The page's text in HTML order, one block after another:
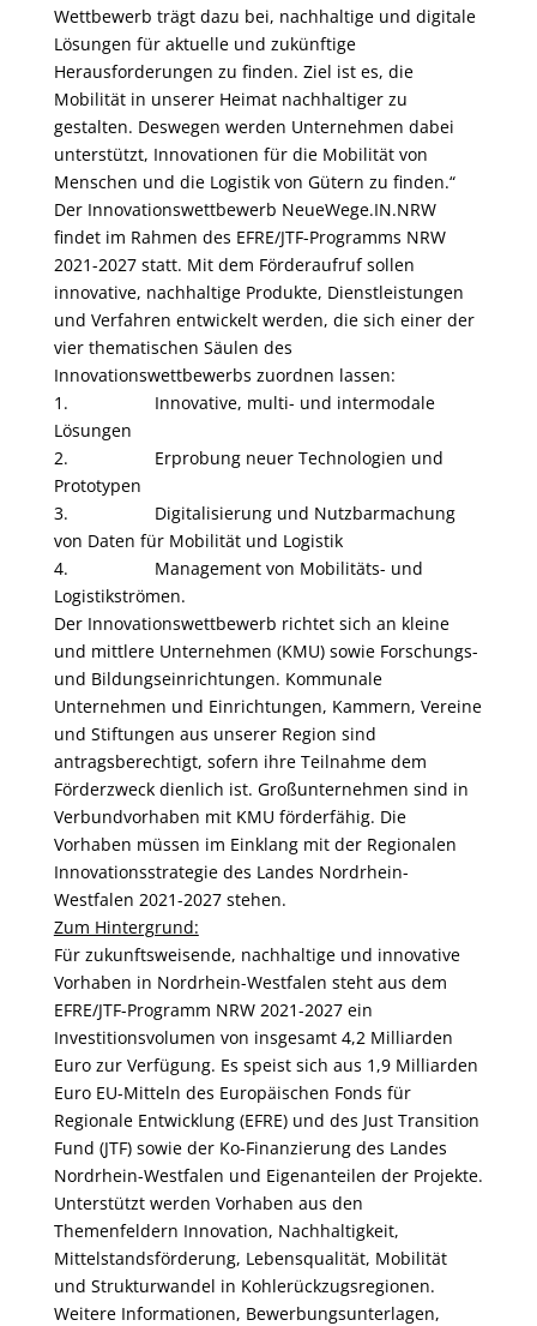
Wettbewerb trägt dazu bei, nachhaltige und digitale
Lösungen für aktuelle und zukünftige
Herausforderungen zu finden. Ziel ist es, die
Mobilität in unserer Heimat nachhaltiger zu
gestalten. Deswegen werden Unternehmen dabei
unterstützt, Innovationen für die Mobilität von
Menschen und die Logistik von Gütern zu finden.“
Der Innovationswettbewerb NeueWege.IN.NRW
findet im Rahmen des EFRE/JTF-Programms NRW
2021-2027 statt. Mit dem Förderaufruf sollen
innovative, nachhaltige Produkte, Dienstleistungen
und Verfahren entwickelt werden, die sich einer der
vier thematischen Säulen des
Innovationswettbewerbs zuordnen lassen:
1.
Innovative, multi- und intermodale
Lösungen
2.
Erprobung neuer Technologien und
Prototypen
3.
Digitalisierung und Nutzbarmachung
von Daten für Mobilität und Logistik
4.
Management von Mobilitäts- und
Logistikströmen.
Der Innovationswettbewerb richtet sich an kleine
und mittlere Unternehmen (KMU) sowie Forschungs-
und Bildungseinrichtungen. Kommunale
Unternehmen und Einrichtungen, Kammern, Vereine
und Stiftungen aus unserer Region sind
antragsberechtigt, sofern ihre Teilnahme dem
Förderzweck dienlich ist. Großunternehmen sind in
Verbundvorhaben mit KMU förderfähig. Die
Vorhaben müssen im Einklang mit der Regionalen
Innovationsstrategie des Landes Nordrhein-
Westfalen 2021-2027 stehen.
Zum Hintergrund:
Für zukunftsweisende, nachhaltige und innovative
Vorhaben in Nordrhein-Westfalen steht aus dem
EFRE/JTF-Programm NRW 2021-2027 ein
Investitionsvolumen von insgesamt 4,2 Milliarden
Euro zur Verfügung. Es speist sich aus 1,9 Milliarden
Euro EU-Mitteln des Europäischen Fonds für
Regionale Entwicklung (EFRE) und des Just Transition
Fund (JTF) sowie der Ko-Finanzierung des Landes
Nordrhein-Westfalen und Eigenanteilen der Projekte.
Unterstützt werden Vorhaben aus den
Themenfeldern Innovation, Nachhaltigkeit,
Mittelstandsförderung, Lebensqualität, Mobilität
und Strukturwandel in Kohlerückzugsregionen.
Weitere Informationen, Bewerbungsunterlagen,